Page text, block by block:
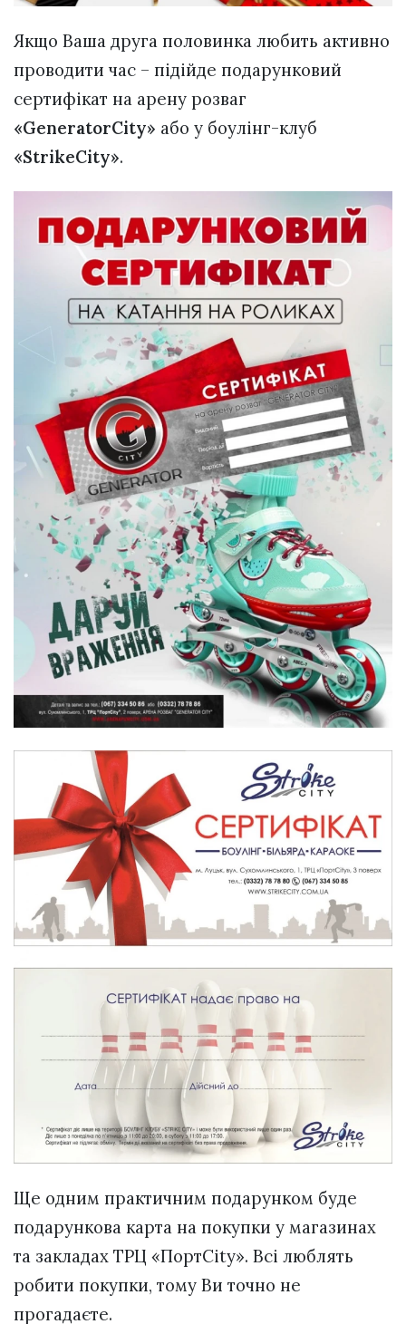
Якщо Ваша друга половинка любить активно
проводити час – підійде подарунковий
сертифікат на арену розваг
«GeneratorCity» або у боулінг-клуб
«StrikeCity».
Ще одним практичним подарунком буде
подарункова карта на покупки у магазинах
та закладах ТРЦ «ПортCity». Всі люблять
робити покупки, тому Ви точно не
прогадаєте.